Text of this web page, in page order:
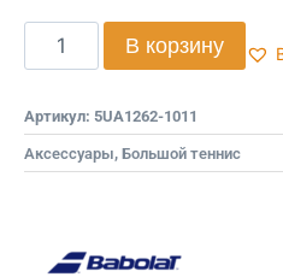
В корзину
Артикул: 5UA1262-1011
Аксессуары, Большой теннис